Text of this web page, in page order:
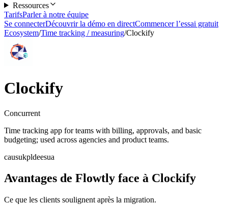
Ressources
TarifsParler à notre équipe
Se connecterDécouvrir la démo en directCommencer l’essai gratuit
Ecosystem/Time tracking / measuring/Clockify
Clockify
Concurrent
Time tracking app for teams with billing, approvals, and basic
budgeting; used across agencies and product teams.
causukpldeesua
Avantages de Flowtly face à Clockify
Ce que les clients soulignent après la migration.